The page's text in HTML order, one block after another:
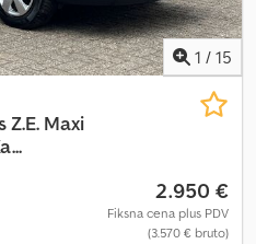
1 / 15
Z.E. Maxi
2.950 €
Fiksna cena plus PDV
(3.570 € bruto)